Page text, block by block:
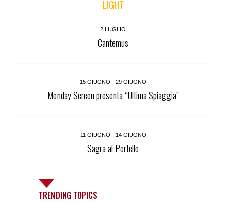
LIGHT
2 LUGLIO
Cantemus
15 GIUGNO - 29 GIUGNO
Monday Screen presenta “Ultima Spiaggia”
11 GIUGNO - 14 GIUGNO
Sagra al Portello
TRENDING TOPICS